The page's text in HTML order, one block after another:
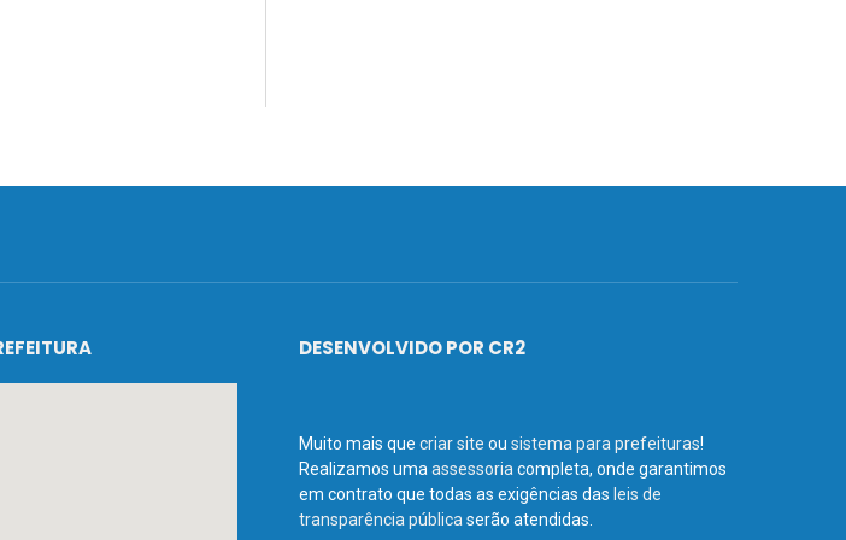
DESENVOLVIDO POR CR2
Muito mais que criar site ou sistema para prefeituras!
Realizamos uma assessoria completa, onde garantimos
em contrato que todas as exigências das leis de
transparência pública serão atendidas.